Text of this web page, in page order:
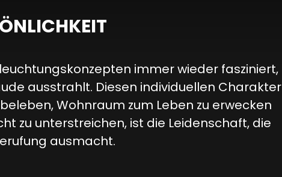
immer wieder fasziniert,
ausstrahlt. Diesen individuellen Charakter
Wohnraum zum Leben zu erwecken
zu unterstreichen, ist die Leidenschaft, die
ausmacht.